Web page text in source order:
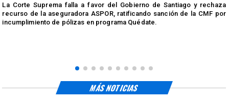
La Corte Suprema falla a favor del Gobierno de Santiago y rechaza
recurso de la aseguradora ASPOR, ratificando sanción de la CMF por
incumplimiento de pólizas en programa Quédate.
MÁS NOTICIAS